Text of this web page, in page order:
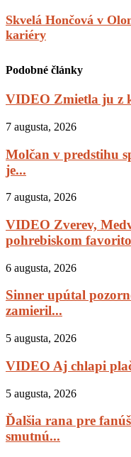
Skvelá Hončová v
kariéry
Podobné články
VIDEO Zmietla ju z
7 augusta, 2026
Molčan v predstihu
je...
7 augusta, 2026
VIDEO Zverev,
pohrebiskom
6 augusta, 2026
Sinner upútal
zamieril...
5 augusta, 2026
VIDEO Aj chlapi
5 augusta, 2026
Ďalšia rana pre
smutnú...